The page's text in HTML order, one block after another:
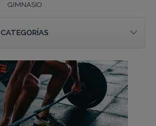
GIMNASIO
CATEGORÍAS